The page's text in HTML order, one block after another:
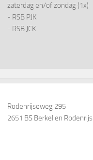
zaterdag en/of zondag (1x)
- RSB PJK
- RSB JCK
Rodenrijseweg 295
2651 BS Berkel en Rodenrijs